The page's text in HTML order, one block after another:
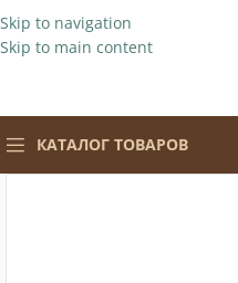
Skip to navigation
Skip to main content
КАТАЛОГ ТОВАРОВ